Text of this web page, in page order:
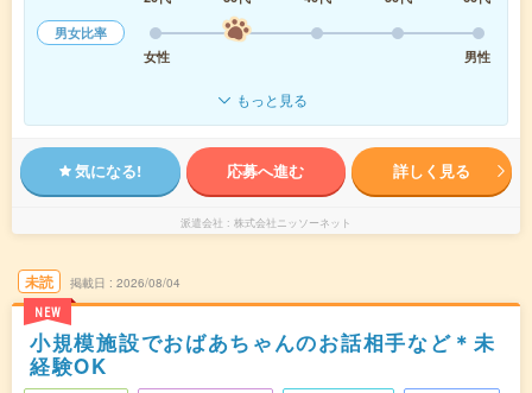
男女比率
女性
男性
もっと見る
気になる! 応募へ進む 詳しく見る
派遣会社 株式会社ニッソーネット
未読
NEW
掲載日 2026/08/04
小規模施設でおばあちゃんのお話相手など＊未
経験OK